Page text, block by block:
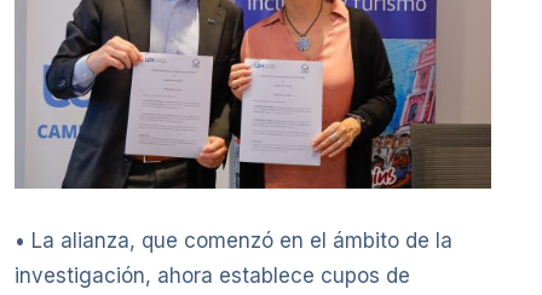
• La alianza, que comenzó en el ámbito de la
investigación, ahora establece cupos de